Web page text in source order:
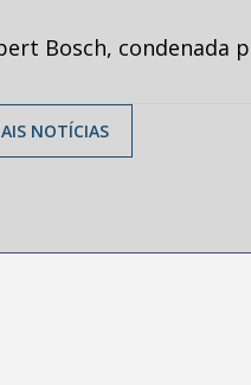
Bosch, condenada
NOTÍCIAS